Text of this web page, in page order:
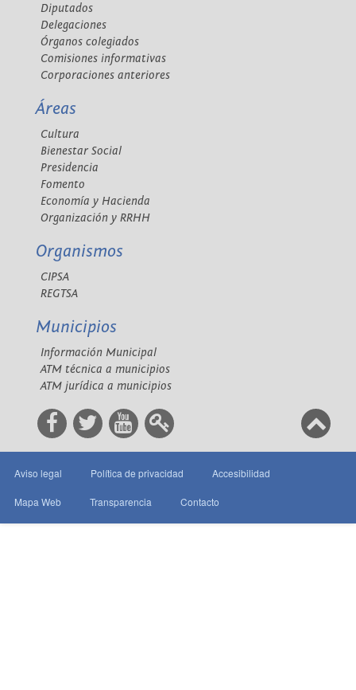
Diputados
Delegaciones
Órganos colegiados
Comisiones informativas
Corporaciones anteriores
Áreas
Cultura
Bienestar Social
Presidencia
Fomento
Economía y Hacienda
Organización y RRHH
Organismos
CIPSA
REGTSA
Municipios
Información Municipal
ATM técnica a municipios
ATM jurídica a municipios
Aviso legal Política de privacidad Accesibilidad
Mapa Web Transparencia Contacto